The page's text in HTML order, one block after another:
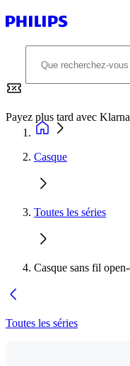
Payez plus tard avec Klarna
Casque
Toutes les séries
Casque sans fil
Toutes les séries